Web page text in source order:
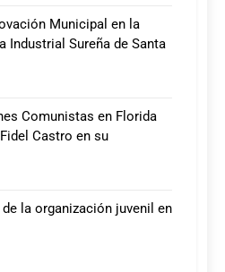
Municipal en la
Industrial Sureña de Santa
Comunistas en Florida
Castro en su
la organización juvenil en